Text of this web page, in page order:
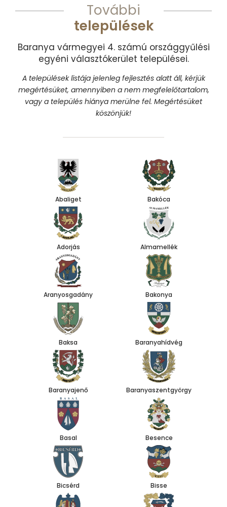
További
települések
Baranya vármegyei 4. számú országgyűlési
egyéni választókerület települései.
A települések listája jelenleg fejlesztés alatt áll, kérjük
megértésüket, amennyiben a nem megfelelőtartalom,
vagy a település hiánya merülne fel. Megértésüket
köszönjük!
Abaliget Bakóca
Adorjás Almamellék
Aranyosgadány Bakonya
Baksa Baranyahídvég
Baranyajenő Baranyaszentgyörgy
Basal Besence
Bicsérd Bisse